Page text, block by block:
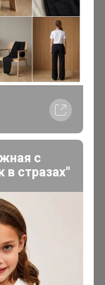
это не в моих
в
может быть
заказы
(р-н Дк 1
до 16.00)
мною
даю пароли/
с
в стразах"